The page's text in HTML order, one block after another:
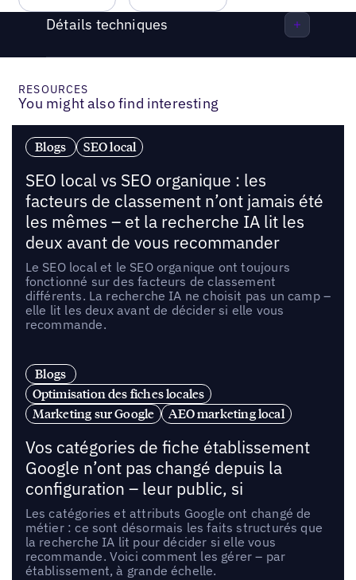
Détails techniques
RESOURCES
You might also find interesting
Blogs SEO local
SEO local vs SEO organique : les
facteurs de classement n’ont jamais été
les mêmes – et la recherche IA lit les
deux avant de vous recommander
Le SEO local et le SEO organique ont toujours
fonctionné sur des facteurs de classement
différents. La recherche IA ne choisit pas un camp –
elle lit les deux avant de décider si elle vous
recommande.
Blogs
Optimisation des fiches locales
Marketing sur Google
AEO marketing local
Vos catégories de fiche établissement
Google n’ont pas changé depuis la
configuration – leur public, si
Les catégories et attributs Google ont changé de
métier : ce sont désormais les faits structurés que
la recherche IA lit pour décider si elle vous
recommande. Voici comment les gérer – par
établissement, à grande échelle.